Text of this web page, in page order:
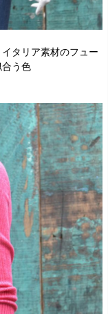
タリア素材のフュー
う色